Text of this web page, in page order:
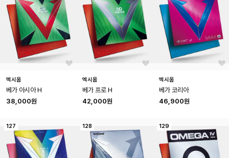
엑시옴
베가 아시아 H
38,000원
엑시옴
베가 프로 H
42,000원
엑시옴
베가 코리아
46,900원
127 128 129